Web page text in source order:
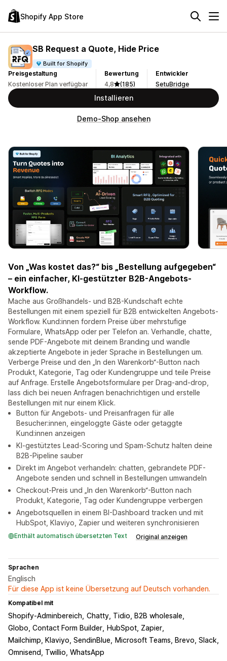
Shopify App Store
SB Request a Quote, Hide Price
Built for Shopify
Preisgestaltung
Kostenloser Plan verfügbar
Bewertung
4,8
(185)
Entwickler
SetuBridge
Installieren
Demo-Shop ansehen
Von „Was kostet das?“ bis „Bestellung aufgegeben“
– ein einfacher, KI-gestützter B2B-Angebots-
Workflow.
Mache aus Großhandels- und B2B-Kundschaft echte
Bestellungen mit einem speziell für B2B entwickelten Angebots-
Workflow. Kund:innen fordern Preise über mehrstufige
Formulare, WhatsApp oder per Telefon an. Verhandle, chatte,
sende PDF-Angebote mit deinem Branding und wandle
akzeptierte Angebote in jeder Sprache in Bestellungen um.
Verberge Preise und den „In den Warenkorb“-Button nach
Produkt, Kategorie, Tag oder Kundengruppe und teile Preise
auf Anfrage. Erstelle Angebotsformulare per Drag-and-drop,
lass dich bei neuen Anfragen benachrichtigen und erstelle
Bestellungen mit nur einem Klick.
Button für Angebots- und Preisanfragen für alle
Besucher:innen, eingeloggte Gäste oder getaggte
Kund:innen anzeigen
KI-gestütztes Lead-Scoring und Spam-Schutz halten deine
B2B-Pipeline sauber
Direkt im Angebot verhandeln: chatten, gebrandete PDF-
Angebote senden und schnell in Bestellungen umwandeln
Checkout-Preis und „In den Warenkorb“-Button nach
Produkt, Kategorie, Tag oder Kundengruppe verbergen
Angebotsquellen in einem BI-Dashboard tracken und mit
HubSpot, Klaviyo, Zapier und weiteren synchronisieren
Enthält automatisch übersetzten Text Original anzeigen
Sprachen
Englisch
Für diese App ist keine Übersetzung auf Deutsch vorhanden.
Kompatibel mit
Shopify-Adminbereich Chatty, Tidio, B2B wholesale
Globo, Contact Form Builder
HubSpot, Zapier
Mailchimp, Klaviyo, SendinBlue
Microsoft Teams, Brevo, Slack
Omnisend, Twillio, WhatsApp